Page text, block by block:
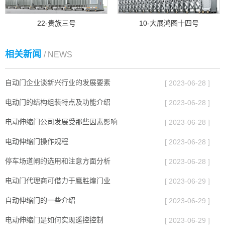
22-贵族三号 10-大展鸿图十四号
相关新闻 / NEWS
自动门企业谈新兴行业的发展要素 [ 2023-06-28 ]
电动门的结构组装特点及功能介绍 [ 2023-06-28 ]
电动伸缩门公司发展受那些因素影响 [ 2023-06-28 ]
电动伸缩门操作规程 [ 2023-06-28 ]
停车场道闸的选用和注意方面分析 [ 2023-06-28 ]
电动门代理商可借力于鹰胜煌门业 [ 2023-06-29 ]
自动伸缩门的一些介绍 [ 2023-06-29 ]
电动伸缩门是如何实现遥控控制 [ 2023-06-29 ]